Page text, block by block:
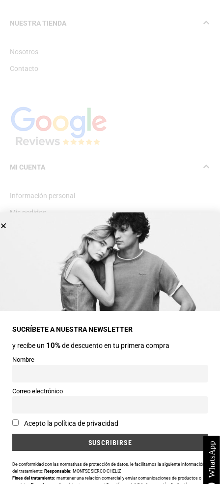
NUESTRA TIENDA
Nosotros
Contacto
MI CUENTA
Información personal
Mis pedidos
INFORMACIÓN GENERAL
22330 Ainsa (Huesca)
Teléfonos
974 50 00 43
Horarios
Email
SUCRÍBETE A NUESTRA NEWSLETTER
y recibe un 10%de descuento en tu primera compra
Nombre
Correo electrónico
Acepto la política de privacidad
De conformidad con las normativas de protección de datos, le facilitamos la siguiente información
del tratamiento: Responsable: MONTSE SIERCO CHELIZ
Fines del tratamiento: mantener una relación comercial y enviar comunicaciones de productos o